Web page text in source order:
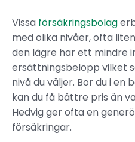
Vissa försäkringsbolag
med olika nivåer, ofta
den lägre har ett mindre
ersättningsbelopp vilket
nivå du väljer. Bor du i
kan du få bättre pris än
Hedvig ger ofta en
försäkringar.